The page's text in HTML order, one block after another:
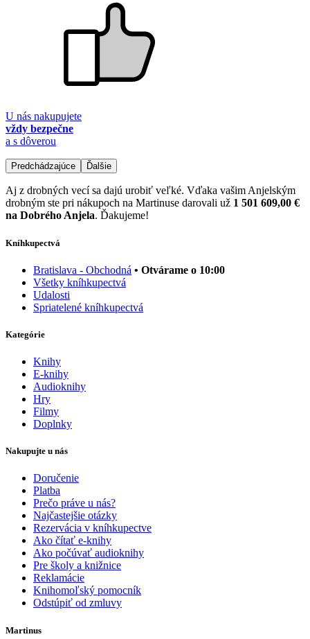
U nás nakupujete
vždy bezpečne
a s dôverou
Predchádzajúce Ďalšie
Aj z drobných vecí sa dajú urobiť veľké. Vďaka vašim Anjelským
drobným ste pri nákupoch na Martinuse darovali už 1 501 609,00 €
na Dobrého Anjela. Ďakujeme!
Kníhkupectvá
Bratislava - Obchodná • Otvárame o 10:00
Všetky kníhkupectvá
Udalosti
Spriatelené kníhkupectvá
Kategórie
Knihy
E-knihy
Audioknihy
Hry
Filmy
Doplnky
Nakupujte u nás
Doručenie
Platba
Prečo práve u nás?
Najčastejšie otázky
Rezervácia v kníhkupectve
Ako čítať e-knihy
Ako počúvať audioknihy
Pre školy a knižnice
Reklamácie
Knihomoľský pomocník
Odstúpiť od zmluvy
Martinus